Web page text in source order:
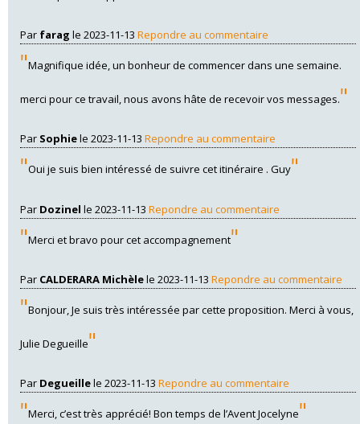
Par farag le 2023-11-13 Repondre au commentaire
"Magnifique idée, un bonheur de commencer dans une semaine.
merci pour ce travail, nous avons hâte de recevoir vos messages."
Par Sophiele 2023-11-13 Repondre au commentaire
"Oui je suis bien intéressé de suivre cet itinéraire . Guy"
Par Dozinel le 2023-11-13 Repondre au commentaire
"Merci et bravo pour cet accompagnement"
Par CALDERARA Michèlele 2023-11-13 Repondre au commentaire
"Bonjour, Je suis très intéressée par cette proposition. Merci à vous,
Julie Degueille"
Par Degueillele 2023-11-13 Repondre au commentaire
"Merci, c’est très apprécié! Bon temps de l’Avent Jocelyne"